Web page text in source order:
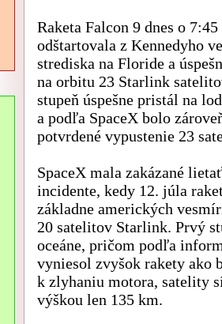
Raketa Falcon 9 dnes o 7:45
odštartovala z Kennedyho
strediska na Floride a
na orbitu 23 Starlink
stupeň úspešne pristál na
a podľa SpaceX bolo
potvrdené vypustenie 23
SpaceX mala zakázané
incidente, kedy 12. júla
základne amerických
20 satelitov Starlink. Prvý
oceáne, pričom podľa
vyniesol zvyšok rakety ako
k zlyhaniu motora, satelity
výškou len 135 km.